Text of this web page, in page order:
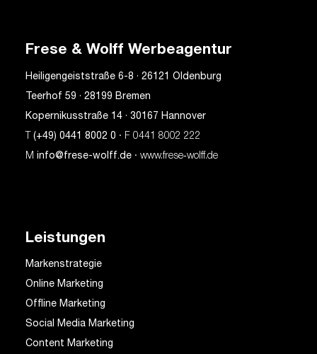
Frese & Wolff Werbeagentur
Heiligengeiststraße 6-8 · 26121 Oldenburg
Teerhof 59 · 28199 Bremen
Kopernikusstraße 14 · 30167 Hannover
(+49) 0441 8002 0 · F 0441 8002 222
M info@frese-wolff.de· www.frese‑wolff.de
Leistungen
Markenstrategie
Online Marketing
Offline Marketing
Social Media Marketing
Content Marketing